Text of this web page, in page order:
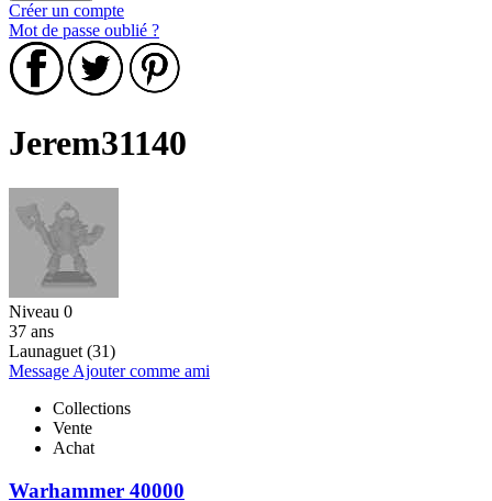
Créer un compte
Mot de passe oublié ?
Jerem31140
Niveau 0
37 ans
Launaguet (31)
Message Ajouter comme ami
Collections
Vente
Achat
Warhammer 40000